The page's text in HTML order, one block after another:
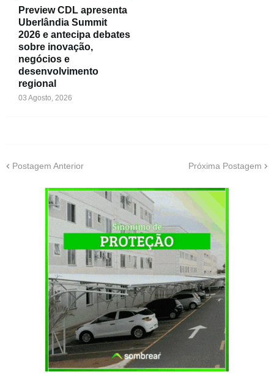
Preview CDL apresenta
Uberlândia Summit
2026 e antecipa debates
sobre inovação,
negócios e
desenvolvimento
regional
03 Agosto, 2026
Postagem Anterior Próxima Postagem